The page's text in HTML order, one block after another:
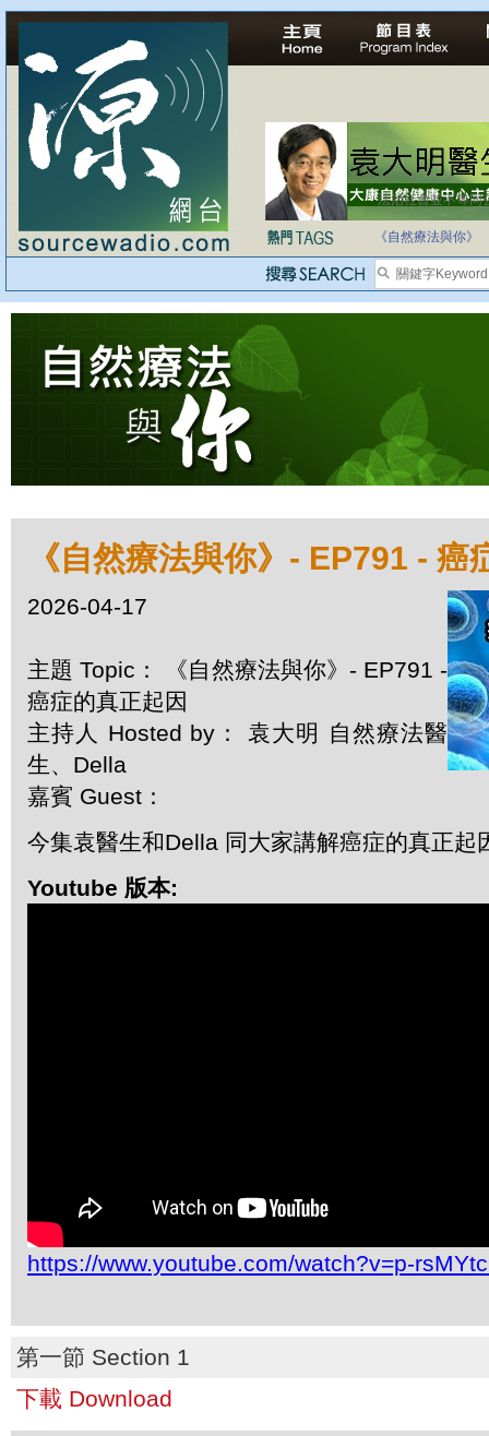
法治社會並不等同
《自然療法與你》
《自然療法與你》- EP791 - 癌
2026-04-17
主題 Topic： 《自然療法與你》- EP791 -
癌症的真正起因
主持人 Hosted by： 袁大明 自然療法醫
生、Della
嘉賓 Guest：
今集袁醫生和Della 同大家講解癌症的真正起
Youtube 版本:
https://www.youtube.com/watch?v=p-
第一節 Section 1
下載 Download